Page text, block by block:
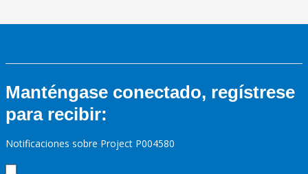
Manténgase conectado, regístrese
para recibir:
Notificaciones sobre Project P004580